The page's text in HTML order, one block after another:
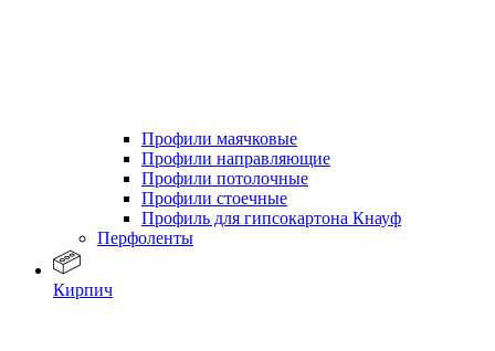
Профили маячковые
Профили направляющие
Профили потолочные
Профили стоечные
Профиль для гипсокартона Кнауф
Перфоленты
Кирпич